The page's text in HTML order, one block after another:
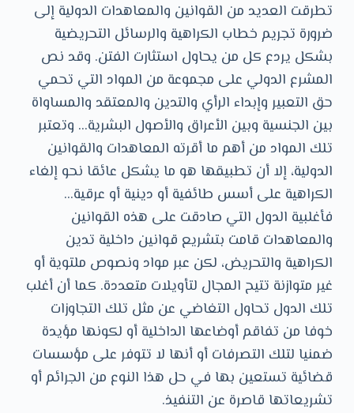
تطرقت العديد من القوانين والمعاهدات الدولية إلى
ضرورة تجريم خطاب الكراهية والرسائل التحريضية
بشكل يردع كل من يحاول استثارت الفتن. وقد نص
المشرع الدولي على مجموعة من المواد التي تحمي
حق التعبير وإبداء الرأي والتدين والمعتقد والمساواة
بين الجنسية وبين الأعراق والأصول البشرية… وتعتبر
تلك المواد من أهم ما أقرته المعاهدات والقوانين
الدولية، إلا أن تطبيقها هو ما يشكل عائقا نحو إلغاء
الكراهية على أسس طائفية أو دينية أو عرقية…
فأغلبية الدول التي صادقت على هذه القوانين
والمعاهدات قامت بتشريع قوانين داخلية تدين
الكراهية والتحريض، لكن عبر مواد ونصوص ملتوية أو
غير متوازنة تتيح المجال لتأويلات متعددة. كما أن أغلب
تلك الدول تحاول التغاضي عن مثل تلك التجاوزات
خوفا من تفاقم أوضاعها الداخلية أو لكونها مؤيدة
ضمنيا لتلك التصرفات أو أنها لا تتوفر على مؤسسات
قضائية تستعين بها في حل هذا النوع من الجرائم أو
تشريعاتها قاصرة عن التنفيذ.